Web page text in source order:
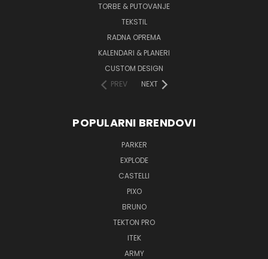
TORBE & PUTOVANJE
TEKSTIL
RADNA OPREMA
KALENDARI & PLANERI
CUSTOM DESIGN
PREV
NEXT
POPULARNI BRENDOVI
PARKER
EXPLODE
CASTELLI
PIXO
BRUNO
TEKTON PRO
ITEK
ARMY